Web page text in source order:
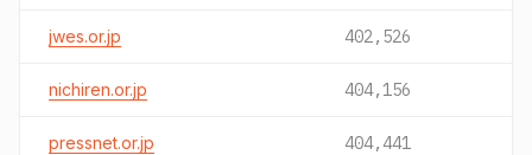
jwes.or.jp 402,526
nichiren.or.jp 404,156
pressnet.or.jp 404,441